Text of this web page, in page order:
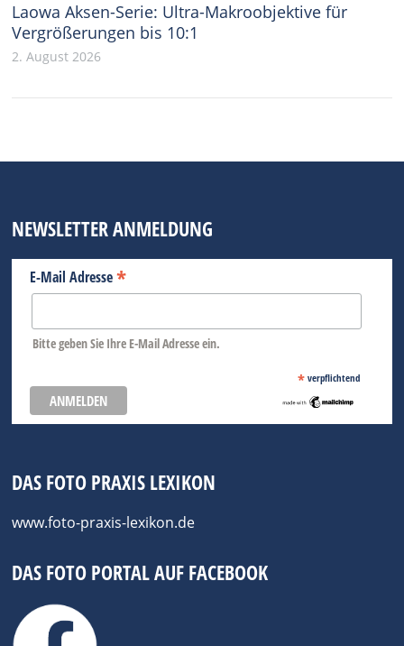
Laowa Aksen-Serie: Ultra-Makroobjektive für
Vergrößerungen bis 10:1
2. August 2026
NEWSLETTER ANMELDUNG
E-Mail Adresse*
Bitte geben Sie Ihre E-Mail Adresse ein.
* verpflichtend
DAS FOTO PRAXIS LEXIKON
www.foto-praxis-lexikon.de
DAS FOTO PORTAL AUF FACEBOOK